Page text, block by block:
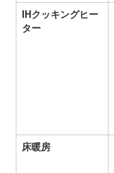
IHクッキングヒー
ター
床暖房